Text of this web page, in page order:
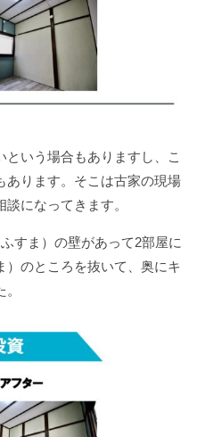
いう場合もありますし、こ
あります。そこは古家の現場
になってきます。
すま）の壁があって2部屋に
）のところを抜いて、奥にキ